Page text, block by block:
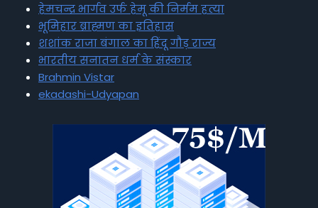
हेमचन्द्र भार्गव उर्फ हेमू की निर्मम हत्या
भूमिहार ब्राह्मण का इतिहास
शशांक राजा बंगाल का हिंदू गौड़ राज्य
भारतीय सनातन धर्म के संस्कार
Brahmin Vistar
ekadashi-Udyapan